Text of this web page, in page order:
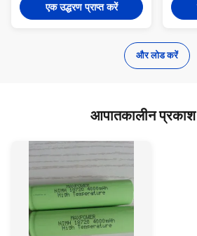
एक उद्धरण प्राप्त करें
और लोड करें
आपातकालीन प्रकाश